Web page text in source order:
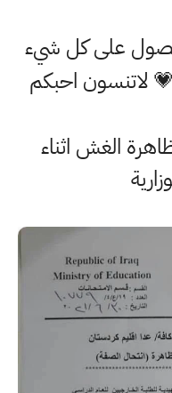
على كل شيء
لاتنسون احبكم
الغش اثناء